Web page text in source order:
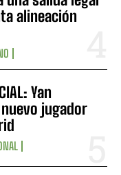
alineación
Yan
jugador